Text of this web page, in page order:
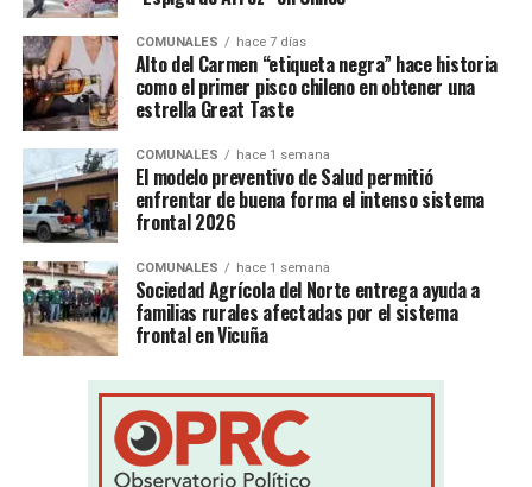
COMUNALES hace 7 días
Alto del Carmen “etiqueta negra” hace historia
como el primer pisco chileno en obtener una
estrella Great Taste
COMUNALES hace 1 semana
El modelo preventivo de Salud permitió
enfrentar de buena forma el intenso sistema
frontal 2026
COMUNALES hace 1 semana
Sociedad Agrícola del Norte entrega ayuda a
familias rurales afectadas por el sistema
frontal en Vicuña